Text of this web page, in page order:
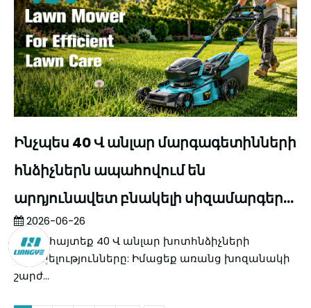
Ինչպես 40 Վ անլար մարգագետինների
հնձիչներն ապահովում են
արդյունավետ բնակելի սիզամարգերի
խնամք
2026-06-26
Բացահայտեք 40 Վ անլար խոտհնձիչների
առավելությունները: Իմացեք առանց խոզանակի
շարժ...